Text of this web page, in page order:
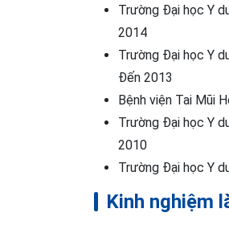
Trường Đại học Y
2014
Trường Đại học Y
Đến 2013
Bệnh viện Tai Mũi
Trường Đại học Y
2010
Trường Đại học Y
Kinh nghiệm